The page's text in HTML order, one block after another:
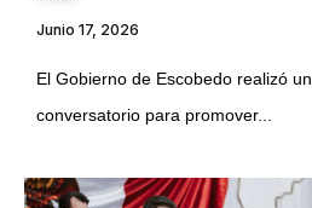
Junio 17, 2026
El Gobierno de Escobedo realizó un
conversatorio para promover...